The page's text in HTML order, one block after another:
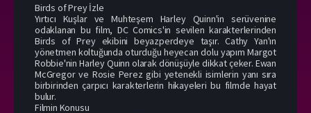
Birds of Prey İzle
Yırtıcı Kuşlar ve Muhteşem Harley Quinn'in serüvenine
odaklanan bu film, DC Comics'in sevilen karakterlerinden
Birds of Prey ekibini beyazperdeye taşır. Cathy Yan'ın
yönetmen koltuğunda oturduğu heyecan dolu yapım Margot
Robbie'nin Harley Quinn olarak dönüşüyle dikkat çeker. Ewan
McGregor ve Rosie Perez gibi yetenekli isimlerin yanı sıra
birbirinden çarpıcı karakterlerin hikayeleri bu filmde hayat
bulur.
Filmin Konusu